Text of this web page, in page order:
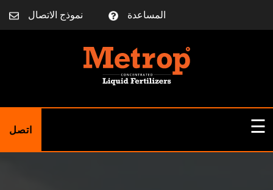
نموذج الاتصال المساعدة
☰ اتصل